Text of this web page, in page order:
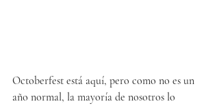
Octoberfest está aquí, pero como no es un
año normal, la mayoría de nosotros lo